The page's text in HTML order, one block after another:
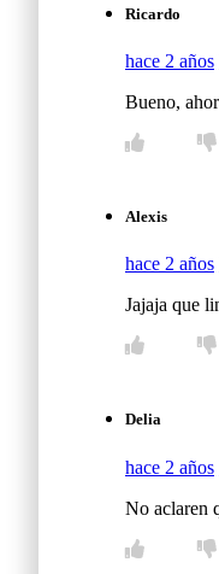
Ricardo
hace 2 años
Bueno,
Alexis
hace 2 años
Jajaja que
Delia
hace 2 años
No aclaren